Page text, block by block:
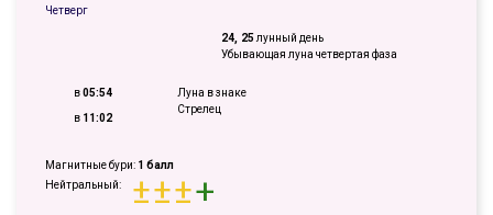
Четверг
24, 25лунный день
Убывающая луна четвертая фаза
в05:54
в 11:02
Луна в знаке
Стрелец
Магнитные бури: 1 балл
Нейтральный:
±±±+